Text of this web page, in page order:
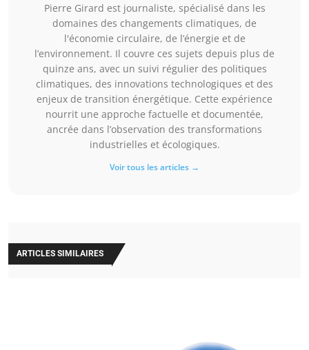
Pierre Girard est journaliste, spécialisé dans les
domaines des changements climatiques, de
l'économie circulaire, de l’énergie et de
l’environnement. Il couvre ces sujets depuis plus de
quinze ans, avec un suivi régulier des politiques
climatiques, des innovations technologiques et des
enjeux de transition énergétique. Cette expérience
nourrit une approche factuelle et documentée,
ancrée dans l’observation des transformations
industrielles et écologiques.
Voir tous les articles →
ARTICLES SIMILAIRES